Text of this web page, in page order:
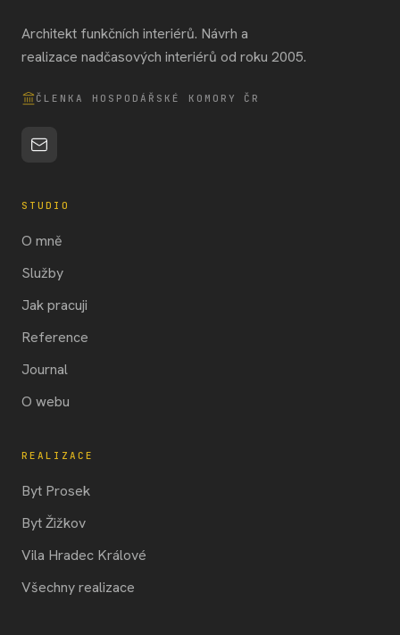
Architekt funkčních interiérů. Návrh a
realizace nadčasových interiérů od roku 2005.
ČLENKA HOSPODÁŘSKÉ KOMORY ČR
STUDIO
O mně
Služby
Jak pracuji
Reference
Journal
O webu
REALIZACE
Byt Prosek
Byt Žižkov
Vila Hradec Králové
Všechny realizace